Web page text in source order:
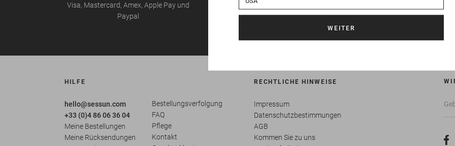
Visa, Mastercard, Amex, Apple Pay und
Paypal
Außer an Wochenenden, Feiertagen,
während des Schlussverkaufs und zum
Rückgabe Ihrer Artikel.
HILFE
hello@sessun.com
+33 (0)4 86 06 36 04
Meine Bestellungen
Meine Rücksendungen
Bestellungsverfolgung
FAQ
Pflege
Kontakt
RECHTLICHE HINWEISE
Impressum
Datenschutzbestimmungen
AGB
Kommen Sie zu uns